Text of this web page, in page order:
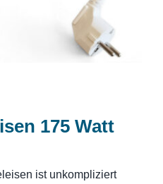
175 Watt
ist unkompliziert